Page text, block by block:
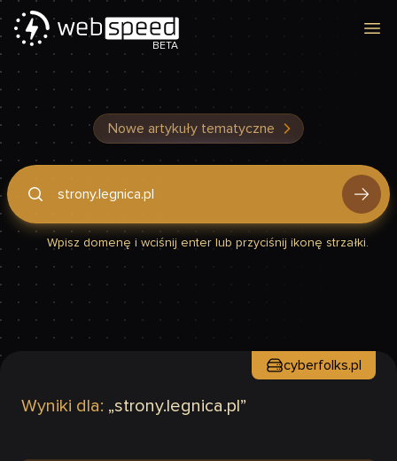
BETA
Nowe artykuły tematyczne
Podaj domenę, by sprawdzić, czy Twoja strona jest szybka
Wpisz domenę i wciśnij enter lub przyciśnij ikonę strzałki.
Wyniki dla: „strony.legnica.pl ”
cyberfolks.pl